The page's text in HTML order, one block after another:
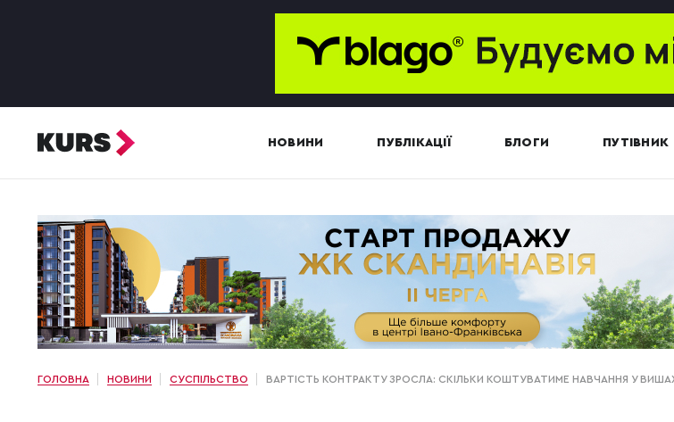
НОВИНИ ПУБЛІКАЦІЇ БЛОГИ ПУТІВНИК
ГОЛОВНА НОВИНИ СУСПІЛЬСТВО ВАРТІСТЬ КОНТРАКТУ ЗРОСЛА: СКІЛЬКИ КОШТУВАТИМЕ НАВЧАННЯ У